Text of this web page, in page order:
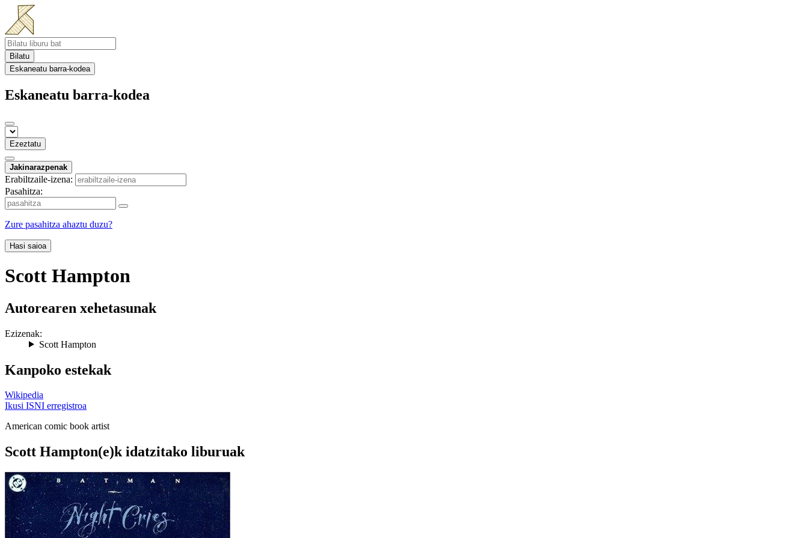
Bilatu
Eskaneatu barra-kodea
Eskaneatu barra-kodea
Ezeztatu
Jakinarazpenak
Erabiltzaile-izena:
Pasahitza:
Zure pasahitza ahaztu duzu?
Hasi saioa
Scott Hampton
Autorearen xehetasunak
Ezizenak:
Scott Hampton
Kanpoko estekak
Wikipedia
Ikusi ISNI erregistroa
American comic book artist
Scott Hampton(e)k idatzitako liburuak